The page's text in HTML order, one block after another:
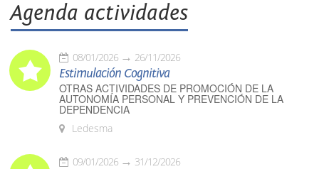
Agenda actividades
08/01/2026 26/11/2026
Estimulación Cognitiva
OTRAS ACTIVIDADES DE PROMOCIÓN DE LA
AUTONOMÍA PERSONAL Y PREVENCIÓN DE LA
DEPENDENCIA
Ledesma
09/01/2026 31/12/2026